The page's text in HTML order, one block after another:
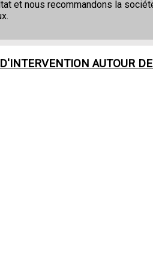
et nous recommandons la
AUTOUR DE